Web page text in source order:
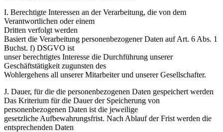
I. Berechtigte Interessen an der Verarbeitung, die von dem
Verantwortlichen oder einem
Dritten verfolgt werden
Basiert die Verarbeitung personenbezogener Daten auf Art. 6 Abs. 1
Buchst. f) DSGVO ist
unser berechtigtes Interesse die Durchführung unserer
Geschäftstätigkeit zugunsten des
Wohlergehens all unserer Mitarbeiter und unserer Gesellschafter.
J. Dauer, für die die personenbezogenen Daten gespeichert werden
Das Kriterium für die Dauer der Speicherung von
personenbezogenen Daten ist die jeweilige
gesetzliche Aufbewahrungsfrist. Nach Ablauf der Frist werden die
entsprechenden Daten